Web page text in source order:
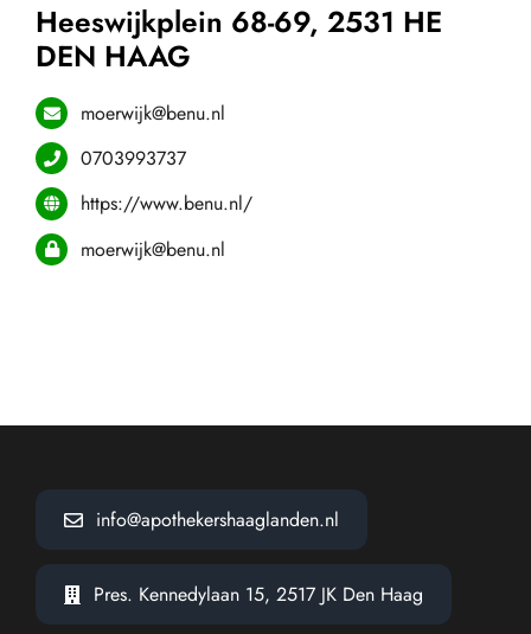
Agenda
Contact
Heeswijkplein 68-69, 2531 HE
DEN HAAG
moerwijk@benu.nl
0703993737
https://www.benu.nl/
moerwijk@benu.nl
info@apothekershaaglanden.nl
Pres. Kennedylaan 15, 2517 JK Den Haag